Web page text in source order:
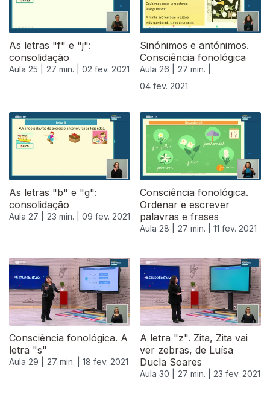
As letras "f" e "j":
consolidação
Aula 25 | 27 min. | 02 fev. 2021
Sinónimos e antónimos.
Consciência fonológica
Aula 26 |
27 min. |
04 fev. 2021
As letras "b" e "g":
consolidação
Aula 27 | 23 min. | 09 fev. 2021
Consciência fonológica.
Ordenar e escrever
palavras e frases
Aula 28 | 27 min. | 11 fev. 2021
Consciência fonológica. A
letra "s"
Aula 29 | 27 min. | 18 fev. 2021
A letra "z". Zita, Zita vai
ver zebras, de Luísa
Ducla Soares
Aula 30 | 27 min. | 23 fev. 2021